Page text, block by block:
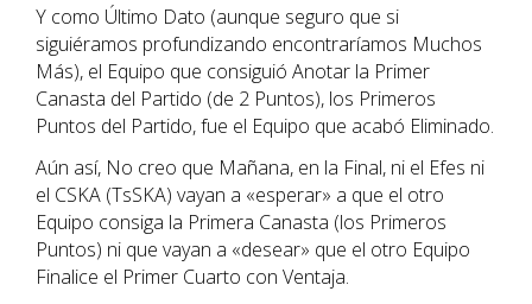
Y como Último Dato (aunque seguro que si
siguiéramos profundizando encontraríamos Muchos
Más), el Equipo que consiguió Anotar la Primer
Canasta del Partido (de 2 Puntos), los Primeros
Puntos del Partido, fue el Equipo que acabó Eliminado.
Aún así, No creo que Mañana, en la Final, ni el Efes ni
el CSKA (TsSKA) vayan a «esperar» a que el otro
Equipo consiga la Primera Canasta (los Primeros
Puntos) ni que vayan a «desear» que el otro Equipo
Finalice el Primer Cuarto con Ventaja.